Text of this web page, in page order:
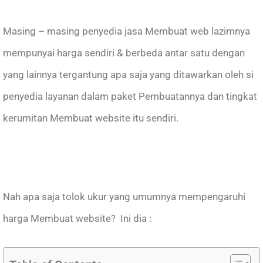
Masing – masing penyedia jasa Membuat web lazimnya
mempunyai harga sendiri & berbeda antar satu dengan
yang lainnya tergantung apa saja yang ditawarkan oleh si
penyedia layanan dalam paket Pembuatannya dan tingkat
kerumitan Membuat website itu sendiri.
Nah apa saja tolok ukur yang umumnya mempengaruhi
harga Membuat website? Ini dia :